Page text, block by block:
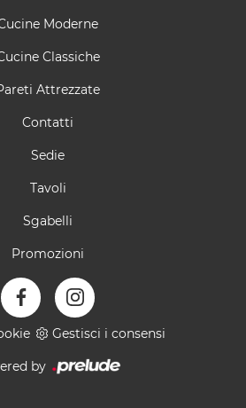
Moderne
Classiche
Attrezzate
Contatti
Sedie
Tavoli
Sgabelli
Promozioni
Gestisci i consensi
by